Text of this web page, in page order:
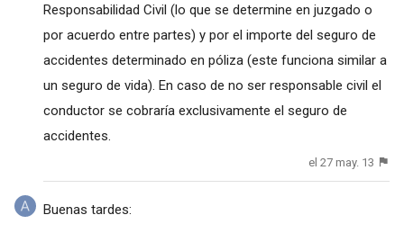
Responsabilidad Civil (lo que se determine en juzgado o
por acuerdo entre partes) y por el importe del seguro de
accidentes determinado en póliza (este funciona similar a
un seguro de vida). En caso de no ser responsable civil el
conductor se cobraría exclusivamente el seguro de
accidentes.
el 27 may. 13
Buenas tardes: